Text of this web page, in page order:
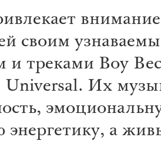
внимание
своим
и треками Boy
Их
а